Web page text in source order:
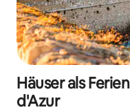
Häuser als
d'Azur